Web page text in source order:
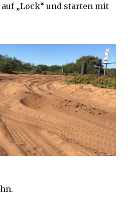
auf „Lock“ und starten mit